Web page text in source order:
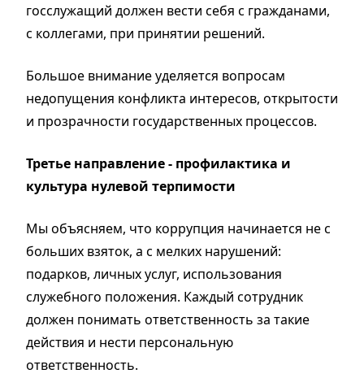
госслужащий должен вести себя с гражданами,
с коллегами, при принятии решений.
Большое внимание уделяется вопросам
недопущения конфликта интересов, открытости
и прозрачности государственных процессов.
Третье направление - профилактика и
культура нулевой терпимости
Мы объясняем, что коррупция начинается не с
больших взяток, а с мелких нарушений:
подарков, личных услуг, использования
служебного положения. Каждый сотрудник
должен понимать ответственность за такие
действия и нести персональную
ответственность.